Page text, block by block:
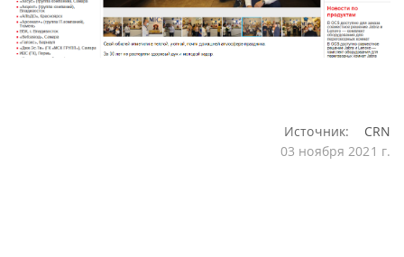
Источник: CRN
03 ноября 2021 г.